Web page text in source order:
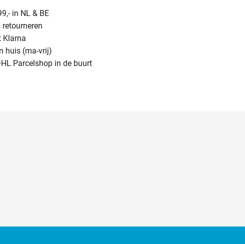
in NL & BE
Klarna
huis (ma-vrij)
Parcelshop in de buurt